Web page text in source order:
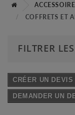
COFFRETS ET
FILTRER
CRÉER UN
DEMANDER UN